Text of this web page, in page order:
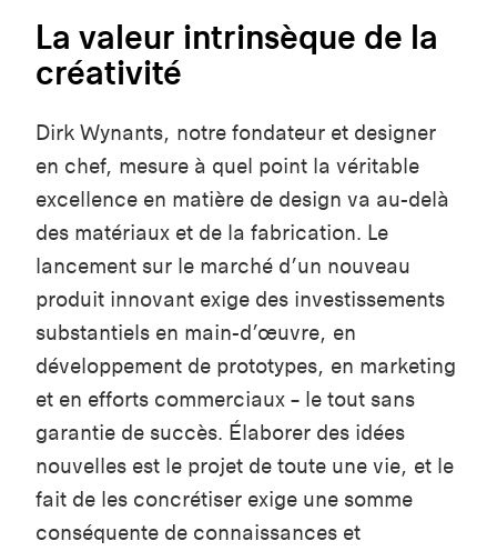
La valeur intrinsèque de la
créativité
Dirk Wynants, notre fondateur et designer
en chef, mesure à quel point la véritable
excellence en matière de design va au-delà
des matériaux et de la fabrication. Le
lancement sur le marché d’un nouveau
produit innovant exige des investissements
substantiels en main-d’œuvre, en
développement de prototypes, en marketing
et en efforts commerciaux – le tout sans
garantie de succès. Élaborer des idées
nouvelles est le projet de toute une vie, et le
fait de les concrétiser exige une somme
conséquente de connaissances et